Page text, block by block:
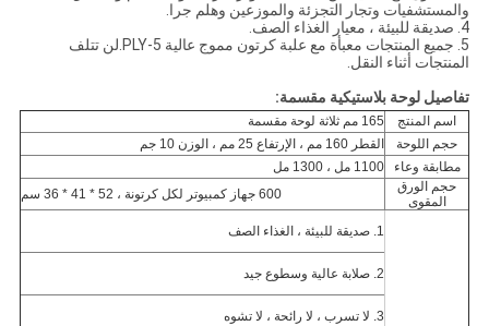
والمستشفيات وتجار التجزئة والموزعين وهلم جرا.
4. صديقة للبيئة ، معيار الغذاء الصف.
5. جميع المنتجات معبأة مع علبة كرتون مموج عالية 5-PLY.لن تتلف
المنتجات أثناء النقل.
تفاصيل لوحة بلاستيكية مقسمة:
اسم المنتج
165 مم ثلاثة لوحة مقسمة
حجم اللوحة
القطر 160 مم ، الإرتفاع 25 مم ، الوزن 10 جم
مطابقة وعاء
1100 مل ، 1300 مل
حجم الورق
المقوى
600 جهاز كمبيوتر لكل كرتونة ، 52 * 41 * 36 سم
1. صديقة للبيئة ، الغذاء الصف
2. صلابة عالية وسطوع جيد
3. لا تسرب ، لا رائحة ، لا تشوه